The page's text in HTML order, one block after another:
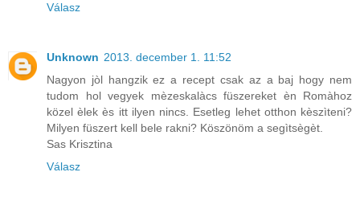
Válasz
Unknown 2013. december 1. 11:52
Nagyon jòl hangzik ez a recept csak az a baj hogy nem
tudom hol vegyek mèzeskalàcs füszereket èn Romàhoz
közel èlek ès itt ilyen nincs. Esetleg lehet otthon kèszìteni?
Milyen füszert kell bele rakni? Köszönöm a segìtsègèt.
Sas Krisztina
Válasz